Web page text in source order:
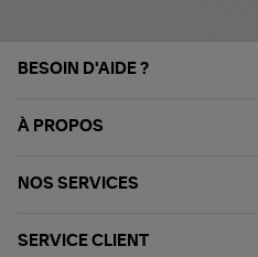
BESOIN D'AIDE ?
À PROPOS
NOS SERVICES
SERVICE CLIENT